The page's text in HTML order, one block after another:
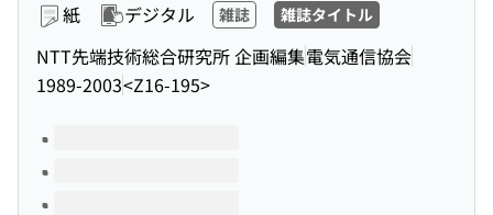
紙 デジタル 雑誌 雑誌タイトル
NTT先端技術総合研究所 企画編集電気通信協会
1989-2003<Z16-195>
このタイトルの巻号